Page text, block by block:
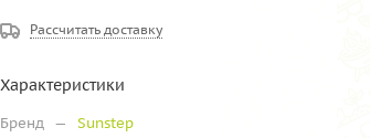
Рассчитать доставку
Характеристики
Бренд —
Sunstep